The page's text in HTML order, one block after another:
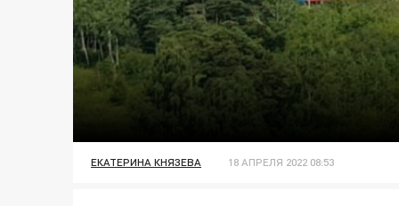
ЕКАТЕРИНА КНЯЗЕВА 18 АПРЕЛЯ 2022 08:53